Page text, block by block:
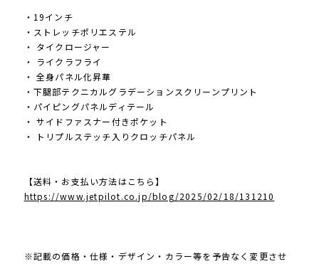
・19インチ
・ストレッチポリエステル
・ タイクロージャー
・ ライクラフライ
・ 全身パネル化昇華
・下腿部テクニカルグラデーションスクリーンプリント
・パイピングパネルディテール
・ サイドファスナー付きポケット
・ トリプルステッチ入りクロッチパネル
【送料・お支払い方法はこちら】
https://www.jetpilot.co.jp/blog/2025/02/18/131210
※記載の価格・仕様・デザイン・カラー等を予告なく変更させ